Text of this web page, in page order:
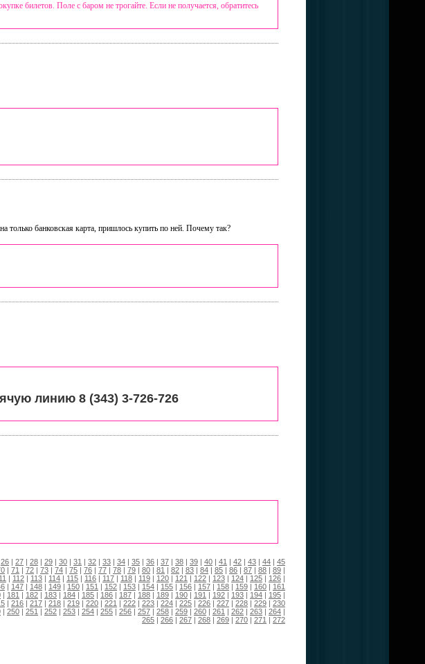
билетов. Поле с баром не трогайте. Если не получается, обратитесь
только банковская карта, пришлось купить по ней. Почему так?
линию 8 (343) 3-726-726
26 | 27 | 28 | 29 | 30 | 31 | 32 | 33 | 34 | 35 | 36 | 37 | 38 | 39 | 40 | 41 | 42 | 43 | 44 | 45
| 71 | 72 | 73 | 74 | 75 | 76 | 77 | 78 | 79 | 80 | 81 | 82 | 83 | 84 | 85 | 86 | 87 | 88 | 89 |
| 112 | 113 | 114 | 115 | 116 | 117 | 118 | 119 | 120 | 121 | 122 | 123 | 124 | 125 | 126 |
| 147 | 148 | 149 | 150 | 151 | 152 | 153 | 154 | 155 | 156 | 157 | 158 | 159 | 160 | 161
| 181 | 182 | 183 | 184 | 185 | 186 | 187 | 188 | 189 | 190 | 191 | 192 | 193 | 194 | 195 |
| 216 | 217 | 218 | 219 | 220 | 221 | 222 | 223 | 224 | 225 | 226 | 227 | 228 | 229 | 230
| 250 | 251 | 252 | 253 | 254 | 255 | 256 | 257 | 258 | 259 | 260 | 261 | 262 | 263 | 264 |
265 | 266 | 267 | 268 | 269 | 270 | 271 | 272